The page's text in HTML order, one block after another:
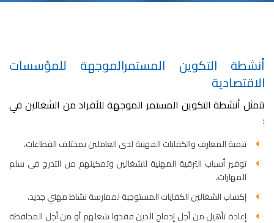
أنشطة التكوين المستمرالموجهة للمؤسسات
الاقتصادية
تتمثل أنشطة التكوين المستمر الموجهة للأفراد من الشغالين في
:
تنمية المعارف والكفايات المهنية لدى العاملين بمختلف القطاعات،
توفير أسباب الترقية المهنية للشغالين وتمكينهم من التدرج في سلم
المهارات،
إكساب الشغالين الكفايات المستوجبة لممارسة نشاط مهني جديد،
إعادة تأهيل من أجل إدماج الذين فقدوا شغلهم أو من أجل المحافظة